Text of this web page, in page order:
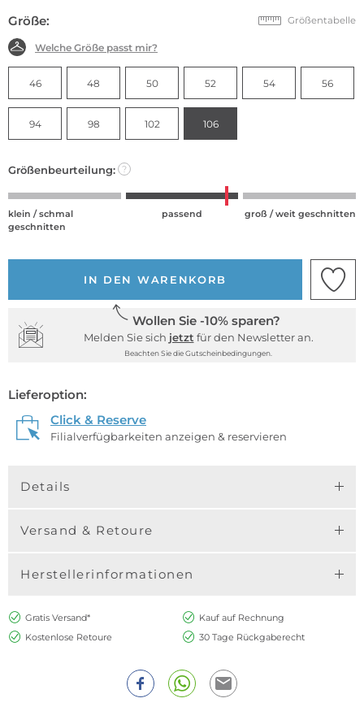
Größe: Größentabelle
Welche Größe passt mir?
46 48 50 52 54 56
94 98 102 106
Größenbeurteilung: ?
klein / schmal
geschnitten
passend groß / weit geschnitten
IN DEN WARENKORB
Wollen Sie -10% sparen?
Melden Sie sich jetzt für den Newsletter an.
Beachten Sie die Gutscheinbedingungen.
Lieferoption:
Click & Reserve
Filialverfügbarkeiten anzeigen & reservieren
Details
Versand & Retoure
Herstellerinformationen
Gratis Versand*
Kauf auf Rechnung
Kostenlose Retoure
30 Tage Rückgaberecht